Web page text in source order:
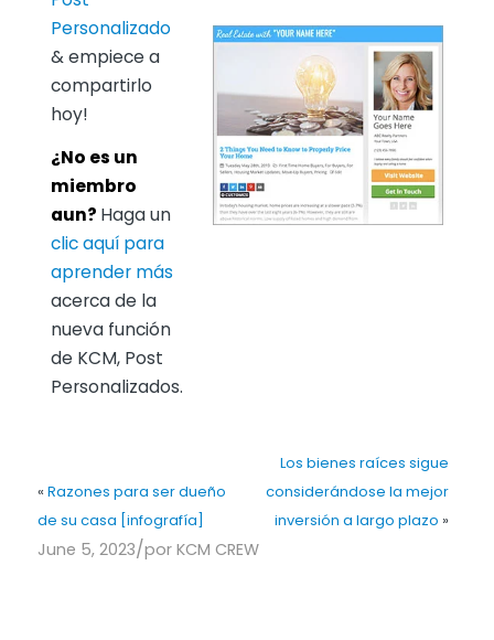
Personalizado
& empiece a
compartirlo
hoy!
¿No es un
miembro
aun? Haga un
clic aquí para
aprender más
acerca de la
nueva función
de KCM, Post
Personalizados.
« Razones para ser dueño
de su casa [infografía]
Los bienes raíces sigue
considerándose la mejor
inversión a largo plazo »
June 5, 2023/por KCM CREW